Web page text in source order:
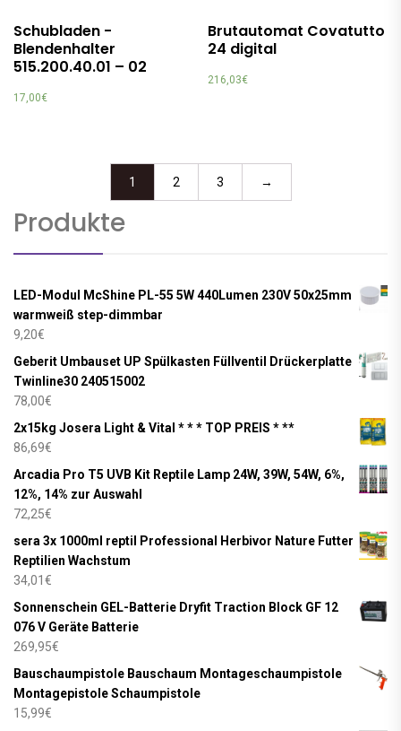
Schubladen -
Blendenhalter
515.200.40.01 – 02
17,00€
Brutautomat Covatutto
24 digital
216,03€
1 2 3 →
Produkte
LED-Modul McShine PL-55 5W 440Lumen 230V 50x25mm
warmweiß step-dimmbar
9,20€
Geberit Umbauset UP Spülkasten Füllventil Drückerplatte
Twinline30 240515002
78,00€
2x15kg Josera Light & Vital * * * TOP PREIS * **
86,69€
Arcadia Pro T5 UVB Kit Reptile Lamp 24W, 39W, 54W, 6%,
12%, 14% zur Auswahl
72,25€
sera 3x 1000ml reptil Professional Herbivor Nature Futter
Reptilien Wachstum
34,01 €
Sonnenschein GEL-Batterie Dryfit Traction Block GF 12
076 V Geräte Batterie
269,95€
Bauschaumpistole Bauschaum Montageschaumpistole
Montagepistole Schaumpistole
15,99€